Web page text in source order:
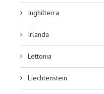
Inghilterra
Irlanda
Lettonia
Liechtenstein